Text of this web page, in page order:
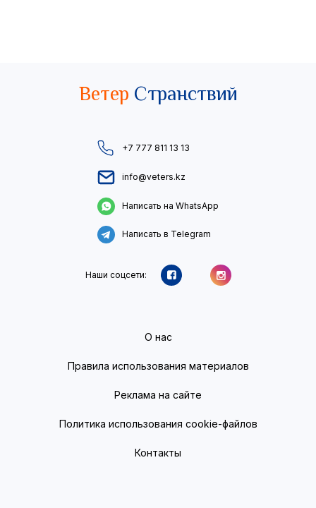
Ветер Странствий
+7 777 811 13 13
info@veters.kz
Написать на WhatsApp
Написать в Telegram
Наши соцсети:
О нас
Правила использования материалов
Реклама на сайте
Политика использования cookie-файлов
Контакты